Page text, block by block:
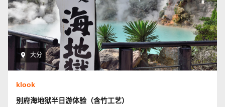
大分
klook
别府海地狱半日游体验（含竹工艺）